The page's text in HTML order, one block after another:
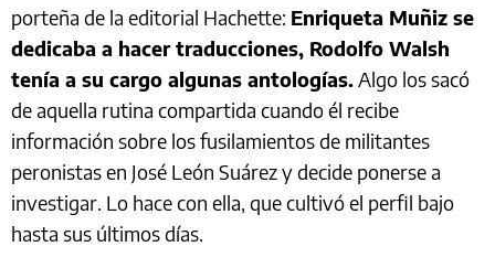
porteña de la editorial Hachette: Enriqueta Muñiz se
dedicaba a hacer traducciones, Rodolfo Walsh
tenía a su cargo algunas antologías.Algo los sacó
de aquella rutina compartida cuando él recibe
información sobre los fusilamientos de militantes
peronistas en José León Suárez y decide ponerse a
investigar. Lo hace con ella, que cultivó el perfil bajo
hasta sus últimos días.